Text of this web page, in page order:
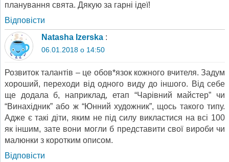
планування свята. Дякую за гарні ідеї!
Відповіcти
Natasha Izerska :
06.01.2018 о 14:50
Розвиток талантів – це обов*язок кожного вчителя. Задум
хороший, переходи від одного виду до іншого. Від себе
ще додала б, наприклад, етап “Чарівний майстер” чи
“Винахідник” або ж “Юнний художник”, щось такого типу.
Адже є такі діти, яким не під силу викластися на всі 100
як іншим, зате вони могли б представити свої вироби чи
малюнки з коротким описом.
Відповіcти